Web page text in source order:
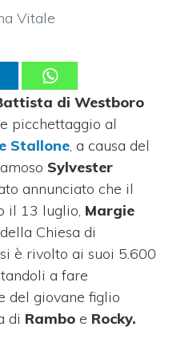
Vitale
di Westboro
picchettaggio al
Stallone, a causa del
Sylvester
annunciato che il
il 13 luglio, Margie
Chiesa di
è rivolto ai suoi 5.600
a fare
del giovane figlio
di Rambo e Rocky.